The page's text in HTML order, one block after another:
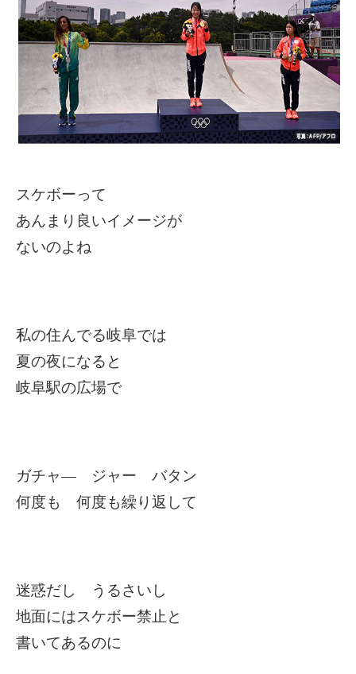
スケボーって
あんまり良いイメージが
ないのよね
私の住んでる岐阜では
夏の夜になると
岐阜駅の広場で
ガチャ― ジャー バタン
何度も 何度も繰り返して
迷惑だし うるさいし
地面にはスケボー禁止と
書いてあるのに